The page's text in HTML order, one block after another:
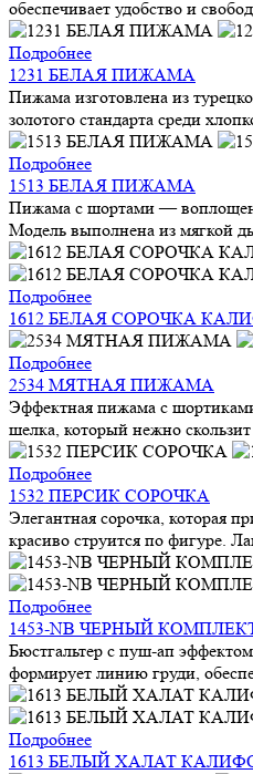
обеспечивает удобство и
Подробнее
1231 БЕЛАЯ ПИЖАМА
Пижама изготовлена из
золотого стандарта среди
Подробнее
1513 БЕЛАЯ ПИЖАМА
Пижама с шортами —
Модель выполнена из мягкой
Подробнее
1612 БЕЛАЯ СОРОЧКА
Подробнее
2534 МЯТНАЯ ПИЖАМА
Эффектная пижама с
шелка, который нежно скользит
Подробнее
1532 ПЕРСИК СОРОЧКА
Элегантная сорочка, которая
красиво струится по фигуре.
Подробнее
1453-NB ЧЕРНЫЙ
Бюстгальтер с пуш-ап
формирует линию груди,
Подробнее
1613 БЕЛЫЙ ХАЛАТ